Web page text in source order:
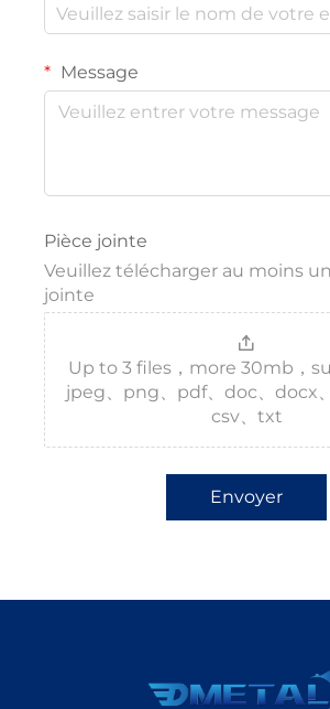
Message
Pièce jointe
Veuillez télécharger au moins
jointe
Up to 3 files，more 30mb，
jpeg、png、pdf、doc、docx、
csv、txt
Envoyer